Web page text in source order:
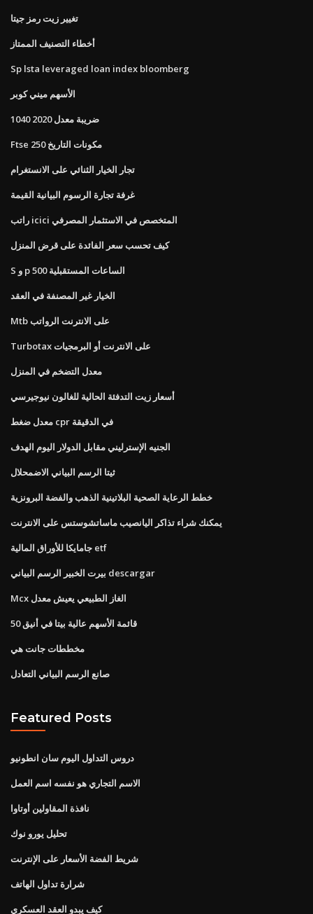
تغيير زيت رمز جيتا
أخطاء التصنيف الممتاز
Sp lsta leveraged loan index bloomberg
الأسهم ميني كوبر
1040 ضريبة معدل 2020
Ftse 250 مكونات التاريخ
تجار الخيار الثنائي على الانستغرام
غرفة تجارة الرسوم البيانية القيمة
راتب icici المتخصص في الاستثمار المصرفي
كيف تحسب سعر الفائدة على قرض المنزل
S و p 500 الساعات المستقبلية
الخيار غير المصنفة في العقد
Mtb على الانترنت الرواتب
Turbotax على الانترنت أو البرمجيات
معدل التضخم في المنزل
أسعار زيت التدفئة الحالية للغالون نيوجيرسي
معدل ضغط cpr في الدقيقة
الجنيه الإسترليني مقابل الدولار اليوم الهدف
ثيتا الرسم البياني الاضمحلال
خطط الرعاية الصحية البلاتينية الذهب والفضة البرونزية
يمكنك شراء تذاكر اليانصيب ماساتشوستس على الانترنت
جامايكا للأوراق المالية etf
بيرت الخبير الرسم البياني descargar
Mcx الغاز الطبيعي يعيش معدل
قائمة الأسهم عالية بيتا في أنيق 50
مخططات جانت هي
صانع الرسم البياني التعادل
Featured Posts
دروس التداول اليوم سان انطونيو
الاسم التجاري هو نفسه اسم العمل
نافذة المقاولين أوتاوا
تحليل يورو نوك
شريط الفضة الأسعار على الإنترنت
شرارة تداول الهاتف
كيف يبدو العقد العسكري